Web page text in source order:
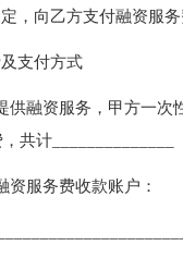
，向乙方支付融资服务
支付方式
融资服务，甲方一次
共计______________
服务费收款账户：